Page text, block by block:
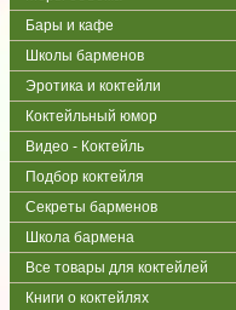
Бары и кафе
Школы барменов
Эротика и коктейли
Коктейльный юмор
Видео - Коктейль
Подбор коктейля
Секреты барменов
Школа бармена
Все товары для коктейлей
Книги о коктейлях